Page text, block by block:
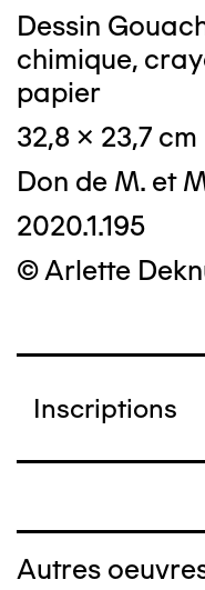
Dessin
chimique,
papier
32,8 x 23,7 cm
Don de M. et
2020.1.195
© Arlette
Inscriptions
Autres